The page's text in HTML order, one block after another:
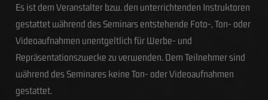
Es ist dem Veranstalter bzw. den unterrichtenden Instruktoren
gestattet während des Seminars entstehende Foto-, Ton- oder
Videoaufnahmen unentgeltlich für Werbe- und
Repräsentationszwecke zu verwenden. Dem Teilnehmer sind
während des Seminares keine Ton- oder Videoaufnahmen
gestattet.